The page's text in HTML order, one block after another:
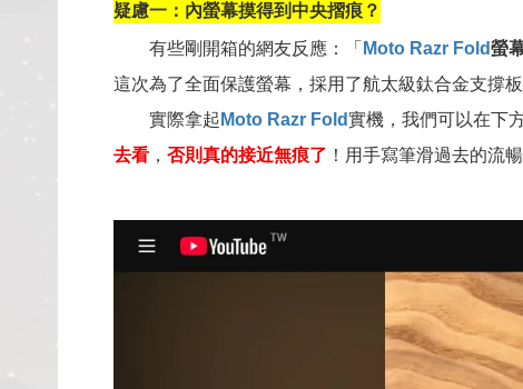
疑慮一：內螢幕摸得到中央摺痕？
有些剛開箱的網友反應：「 Moto Razr Fold螢
這次為了全面保護螢幕，採用了航太級鈦合金支撐
實際拿起 Moto Razr Fold實機，我們可以在下
去看 ， 否則真的接近無痕了 ！用手寫筆滑過去的流